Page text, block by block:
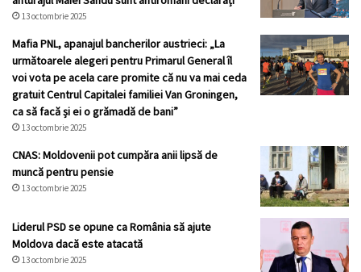
13 octombrie 2025
Mafia PNL, apanajul bancherilor austrieci: „La
următoarele alegeri pentru Primarul General îl
voi vota pe acela care promite că nu va mai ceda
gratuit Centrul Capitalei familiei Van Groningen,
ca să facă și ei o grămadă de bani”
13 octombrie 2025
CNAS: Moldovenii pot cumpăra anii lipsă de
muncă pentru pensie
13 octombrie 2025
Liderul PSD se opune ca România să ajute
Moldova dacă este atacată
13 octombrie 2025